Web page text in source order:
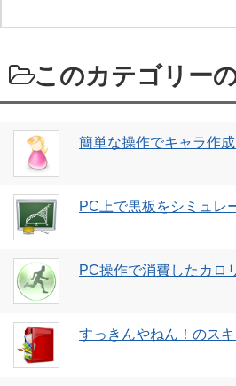
このカテゴリー
簡単な操作でキャラ作
PC上で黒板をシミュレ
PC操作で消費したカロ
すっきんやねん！のス